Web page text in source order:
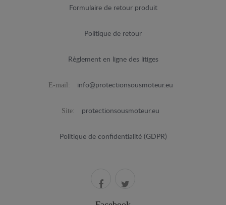
Formulaire de retour produit
Politique de retour
Règlement en ligne des litiges
E-mail: info@protectionsousmoteur.eu
Site: protectionsousmoteur.eu
Politique de confidentialité (GDPR)